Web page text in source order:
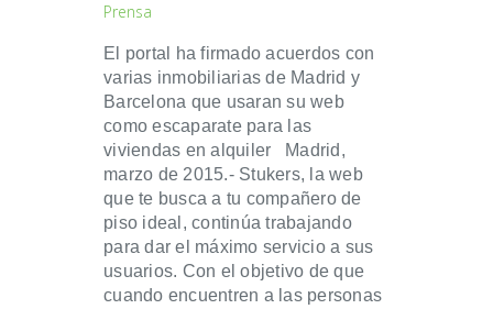
Prensa
El portal ha firmado acuerdos con
varias inmobiliarias de Madrid y
Barcelona que usaran su web
como escaparate para las
viviendas en alquiler Madrid,
marzo de 2015.- Stukers, la web
que te busca a tu compañero de
piso ideal, continúa trabajando
para dar el máximo servicio a sus
usuarios. Con el objetivo de que
cuando encuentren a las personas